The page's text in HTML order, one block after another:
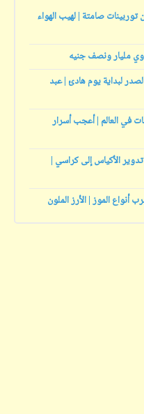
صامتة | لهيب الهواء
لبداية يوم هادئ | عبد
الحيوانات | أقوى 10 عضات في العالم | أعجب أسرار
الأكياس إلى كراسي |
أنواع الموز | الأرز الملون